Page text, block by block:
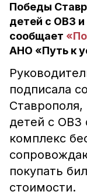
Победы
детей с ОВЗ
сообщает
АНО «Путь к
подписала
детей с ОВЗ
комплекс
покупать
стоимости.